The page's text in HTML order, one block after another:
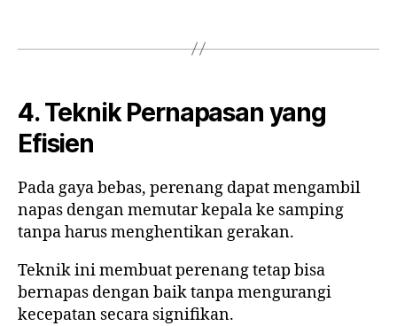
4. Teknik Pernapasan yang
Efisien
Pada gaya bebas, perenang dapat mengambil
napas dengan memutar kepala ke samping
tanpa harus menghentikan gerakan.
Teknik ini membuat perenang tetap bisa
bernapas dengan baik tanpa mengurangi
kecepatan secara signifikan.